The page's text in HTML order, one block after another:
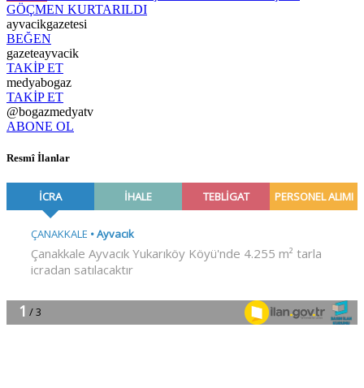
GÖÇMEN KURTARILDI
ayvacikgazetesi
BEĞEN
gazeteayvacik
TAKİP ET
medyabogaz
TAKİP ET
@bogazmedyatv
ABONE OL
Resmî İlanlar